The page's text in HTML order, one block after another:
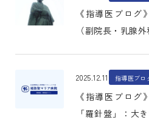
《指導医ブログ
（副院長・乳腺
2025.12.11 指導医ブロ
《指導医ブログ
「羅針盤」：大